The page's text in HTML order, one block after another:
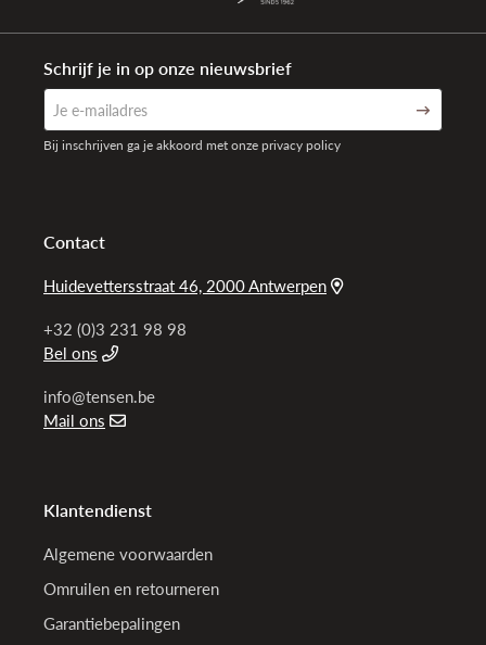
Contact
Huidevettersstraat 46, 2000 Antwerpen
+32 (0)3 231 98 98
Bel ons
info@tensen.be
Mail ons
Klantendienst
Algemene voorwaarden
Omruilen en retourneren
Garantiebepalingen
Schrijf je in op onze nieuwsbrief
Bij inschrijven ga je akkoord met onze privacy policy